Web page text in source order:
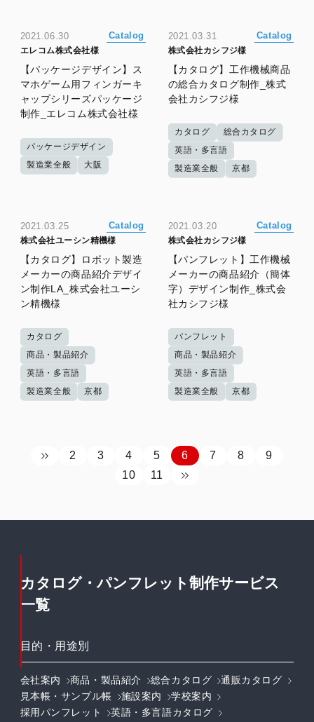
2021.06.30 Catalog
エレコム株式会社様
【パッケージデザイン】ス
マホゲーム用フィンガーキ
ャップシリーズパッケージ
制作_エレコム株式会社様
パッケージデザイン
製造業全般
大阪
2021.03.31 Catalog
株式会社カシフジ様
【カタログ】工作機械商品
の総合カタログ制作_株式
会社カシフジ様
カタログ
総合カタログ
英語・多言語
製造業全般
京都
2021.03.25 Catalog
株式会社ユーシン精機様
【カタログ】ロボット製造
メーカーの商品紹介デザイ
ン制作LA_株式会社ユーシ
ン精機様
カタログ
商品・製品紹介
英語・多言語
製造業全般
京都
2021.03.20 Catalog
株式会社カシフジ様
【パンフレット】工作機械
メーカーの商品紹介（簡体
字）デザイン制作_株式会
社カシフジ様
パンフレット
商品・製品紹介
英語・多言語
製造業全般
京都
2 3 4 5 6 7 8
9
10
11
カタログ・パンフレット制作サービス
一覧
目的・用途別
会社案内 商品・製品紹介 総合カタログ
通販カタログ
見本帳・サンプル帳
施設案内
学校案内
採用パンフレット
英語・多言語カタログ